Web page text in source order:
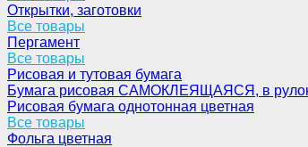
Открытки, заготовки
Все товары
Пергамент
Все товары
Рисовая и тутовая бумага
Бумага рисовая САМОКЛЕЯЩАЯСЯ, в
Рисовая бумага однотонная цветная
Все товары
Фольга цветная